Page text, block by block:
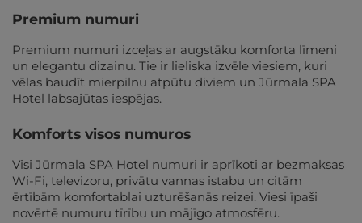
Premium numuri
Premium numuri izceļas ar augstāku komforta līmeni
un elegantu dizainu. Tie ir lieliska izvēle viesiem, kuri
vēlas baudīt mierpilnu atpūtu diviem un Jūrmala SPA
Hotel labsajūtas iespējas.
Komforts visos numuros
Visi Jūrmala SPA Hotel numuri ir aprīkoti ar bezmaksas
Wi-Fi, televizoru, privātu vannas istabu un citām
ērtībām komfortablai uzturēšanās reizei. Viesi īpaši
novērtē numuru tīrību un mājīgo atmosfēru.